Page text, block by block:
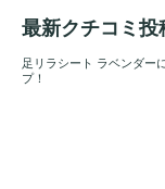
最新クチコミ投
足リラシート ラベンダー
プ！